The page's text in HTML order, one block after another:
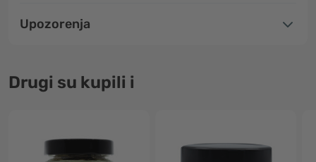
Upozorenja
Drugi su kupili i